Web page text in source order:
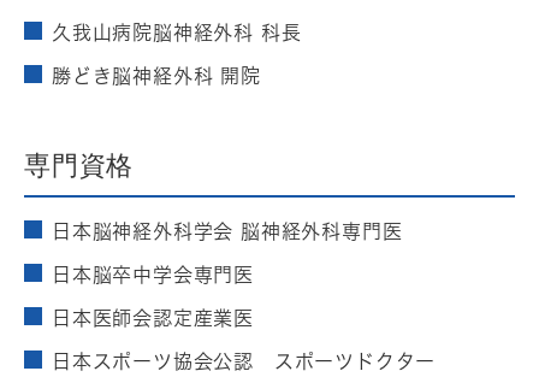
久我山病院脳神経外科 科長
勝どき脳神経外科 開院
専門資格
日本脳神経外科学会 脳神経外科専門医
日本脳卒中学会専門医
日本医師会認定産業医
日本スポーツ協会公認 スポーツドクター